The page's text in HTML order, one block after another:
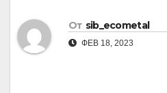
От sib_ecometal
ФЕВ 18, 2023